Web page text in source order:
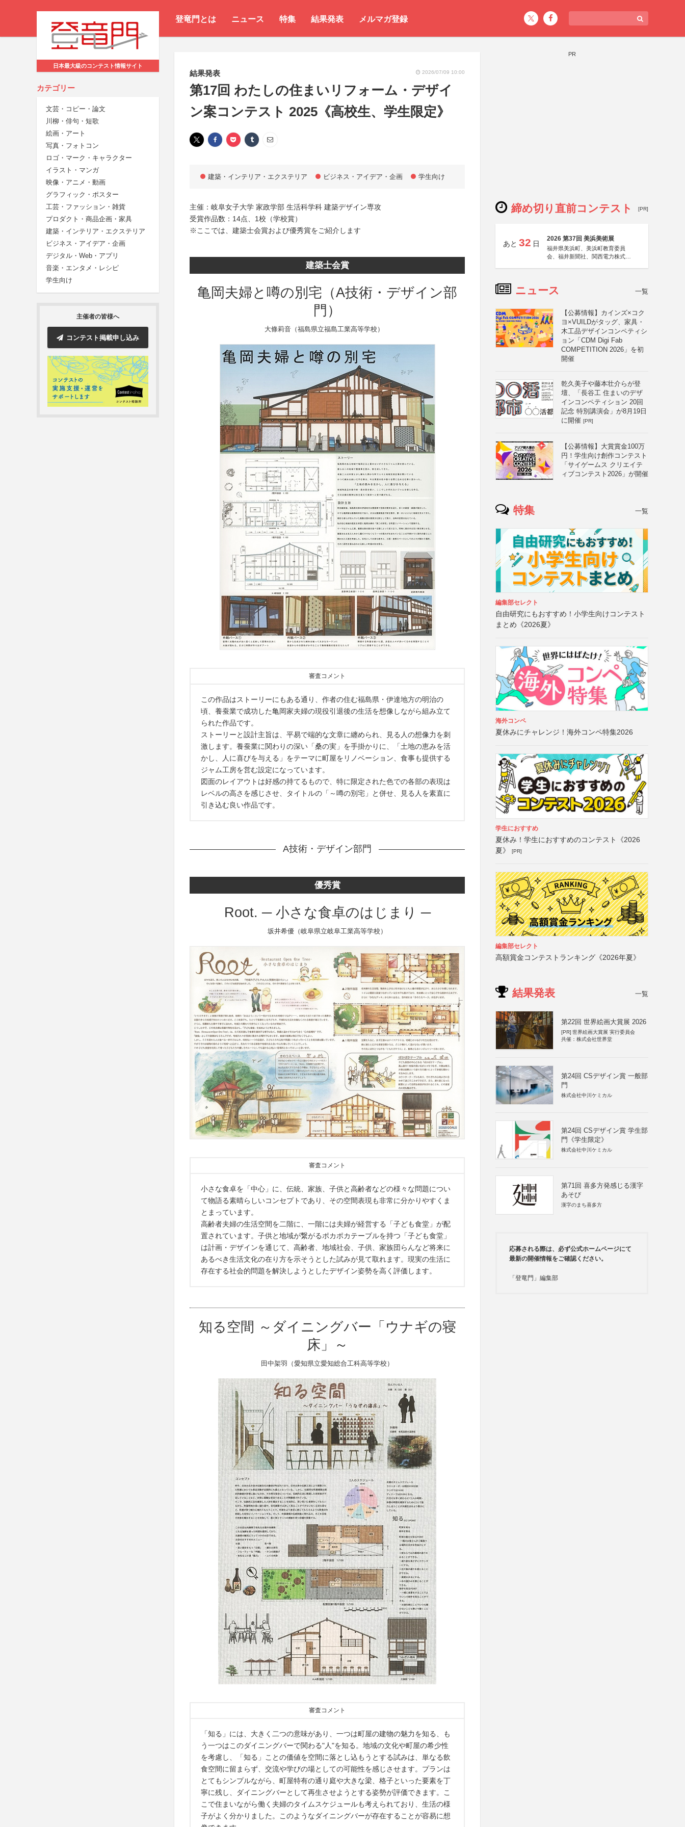
登竜門とは ニュース 特集 結果発表 メルマガ登録
日本最大級のコンテスト情報サイト
カテゴリー
文芸・コピー・論文
川柳・俳句・短歌
絵画・アート
写真・フォトコン
ロゴ・マーク・キャラクター
イラスト・マンガ
映像・アニメ・動画
グラフィック・ポスター
工芸・ファッション・雑貨
プロダクト・商品企画・家具
建築・インテリア・エクステリア
ビジネス・アイデア・企画
デジタル・Web・アプリ
音楽・エンタメ・レシピ
学生向け
主催者の皆様へ
コンテスト掲載申し込み
結果発表 2026/07/09 10:00
第17回 わたしの住まいリフォーム・デザイ
ン案コンテスト 2025《高校生、学生限定》
建築・インテリア・エクステリア ビジネス・アイデア・企画 学生向け
主催：岐阜女子大学 家政学部 生活科学科 建築デザイン専攻
受賞作品数：14点、1校（学校賞）
※ここでは、建築士会賞および優秀賞をご紹介します
建築士会賞
亀岡夫婦と噂の別宅（A技術・デザイン部
門）
大條莉音（福島県立福島工業高等学校）
審査コメント
この作品はストーリーにもある通り、作者の住む福島県・伊達地方の明治の
頃、養蚕業で成功した亀岡家夫婦の現役引退後の生活を想像しながら組み立て
られた作品です。
ストーリーと設計主旨は、平易で端的な文章に纏められ、見る人の想像力を刺
激します。養蚕業に関わりの深い「桑の実」を手掛かりに、「土地の恵みを活
かし、人に喜びを与える」をテーマに町屋をリノベーション、食事も提供する
ジャム工房を営む設定になっています。
図面のレイアウトは好感の持てるもので、特に限定された色での各部の表現は
レベルの高さを感じさせ、タイトルの「～噂の別宅」と併せ、見る人を素直に
引き込む良い作品です。
A技術・デザイン部門
優秀賞
Root. ─ 小さな食卓のはじまり ─
坂井希優（岐阜県立岐阜工業高等学校）
審査コメント
小さな食卓を「中心」に、伝統、家族、子供と高齢者などの様々な問題につい
て物語る素晴らしいコンセプトであり、その空間表現も非常に分かりやすくま
とまっています。
高齢者夫婦の生活空間を二階に、一階には夫婦が経営する「子ども食堂」が配
置されています。子供と地域が繋がるポカポカテーブルを持つ「子ども食堂」
は計画・デザインを通じて、高齢者、地域社会、子供、家族団らんなど将来に
あるべき生活文化の在り方を示そうとした試みが見て取れます。現実の生活に
存在する社会的問題を解決しようとしたデザイン姿勢を高く評価します。
知る空間 ～ダイニングバー「ウナギの寝
床」～
田中架羽（愛知県立愛知総合工科高等学校）
審査コメント
「知る」には、大きく二つの意味があり、一つは町屋の建物の魅力を知る、も
う一つはこのダイニングバーで関わる"人"を知る。地域の文化や町屋の希少性
を考慮し、「知る」ことの価値を空間に落とし込もうとする試みは、単なる飲
食空間に留まらず、交流や学びの場としての可能性を感じさせます。プランは
とてもシンプルながら、町屋特有の通り庭や大きな梁、格子といった要素を丁
寧に残し、ダイニングバーとして再生させようとする姿勢が評価できます。こ
こで住まいながら働く夫婦のタイムスケジュールも考えられており、生活の様
子がよく分かりました。このようなダイニングバーが存在することが容易に想
PR
締め切り直前コンテスト [PR]
あと 32 日
2026 第37回 美浜美術展
福井県美浜町、美浜町教育委員
会、福井新聞社、関西電力株式会
ニュース 一覧
【公募情報】カインズ×コク
ヨ×VUILDがタッグ、家具・
木工品デザインコンペティシ
ョン「CDM Digi Fab
COMPETITION 2026」を初
開催
乾久美子や藤本壮介らが登
壇、「長谷工 住まいのデザ
インコンペティション 20回
記念 特別講演会」が8月19日
に開催 [PR]
【公募情報】大賞賞金100万
円！学生向け創作コンテスト
「サイゲームス クリエイテ
ィブコンテスト2026」が開催
特集 一覧
編集部セレクト
自由研究にもおすすめ！小学生向けコンテスト
まとめ《2026夏》
海外コンペ
夏休みにチャレンジ！海外コンペ特集2026
学生におすすめ
夏休み！学生におすすめのコンテスト《2026
夏》
[PR]
編集部セレクト
高額賞金コンテストランキング《2026年夏》
結果発表 一覧
第22回 世界絵画大賞展 2026
[PR] 世界絵画大賞展 実行委員会
共催：株式会社世界堂
第24回 CSデザイン賞 一般部
門
株式会社中川ケミカル
第24回 CSデザイン賞 学生部
門《学生限定》
株式会社中川ケミカル
第71回 喜多方発感じる漢字
あそび
漢字のまち喜多方
応募される際は、必ず公式ホームページにて
最新の開催情報をご確認ください。
「登竜門」編集部